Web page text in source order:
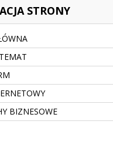
STRONY
BIZNESOWE